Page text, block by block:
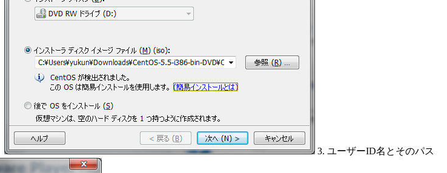
3. ユーザーID名とそのパス